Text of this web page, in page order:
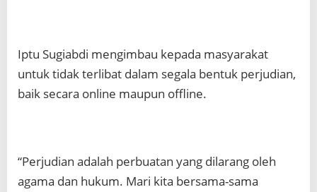
Iptu Sugiabdi mengimbau kepada masyarakat
untuk tidak terlibat dalam segala bentuk perjudian,
baik secara online maupun offline.
“Perjudian adalah perbuatan yang dilarang oleh
agama dan hukum. Mari kita bersama-sama